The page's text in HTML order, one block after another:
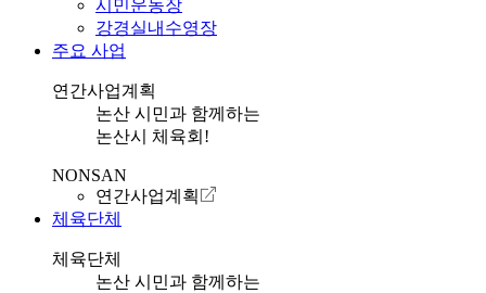
시민운동장
강경실내수영장
주요 사업
연간사업계획
논산 시민과 함께하는
논산시 체육회!
NONSAN
연간사업계획
체육단체
체육단체
논산 시민과 함께하는